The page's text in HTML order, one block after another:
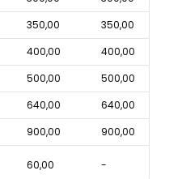
350,00
350,00
400,00
400,00
500,00
500,00
640,00
640,00
900,00
900,00
60,00 -